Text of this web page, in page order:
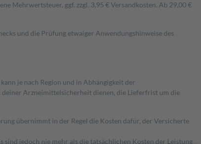
Mehrwertsteuer, ggf. zzgl. 3,95 € Versandkosten. Ab 29,00 €
und die Prüfung etwaiger Anwendungshinweise des
je nach Region und in Abhängigkeit der
Arzneimittelsicherheit dienen, die Lieferfrist um die
übernimmt in der Regel die Kosten dafür, der Versicherte
sind jedoch nie mehr als die tatsächlichen Kosten der Leistung